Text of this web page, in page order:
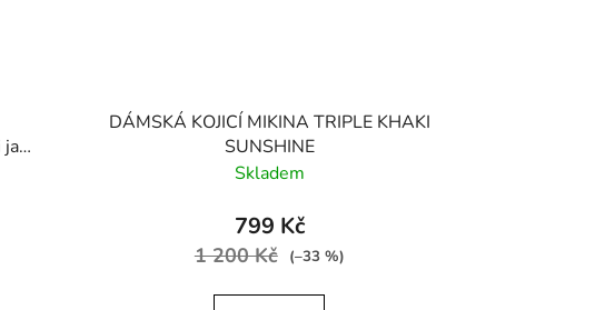
DÁMSKÁ KOJICÍ MIKINA TRIPLE KHAKI
SUNSHINE
Skladem
799 Kč
1 200 Kč (–33 %)